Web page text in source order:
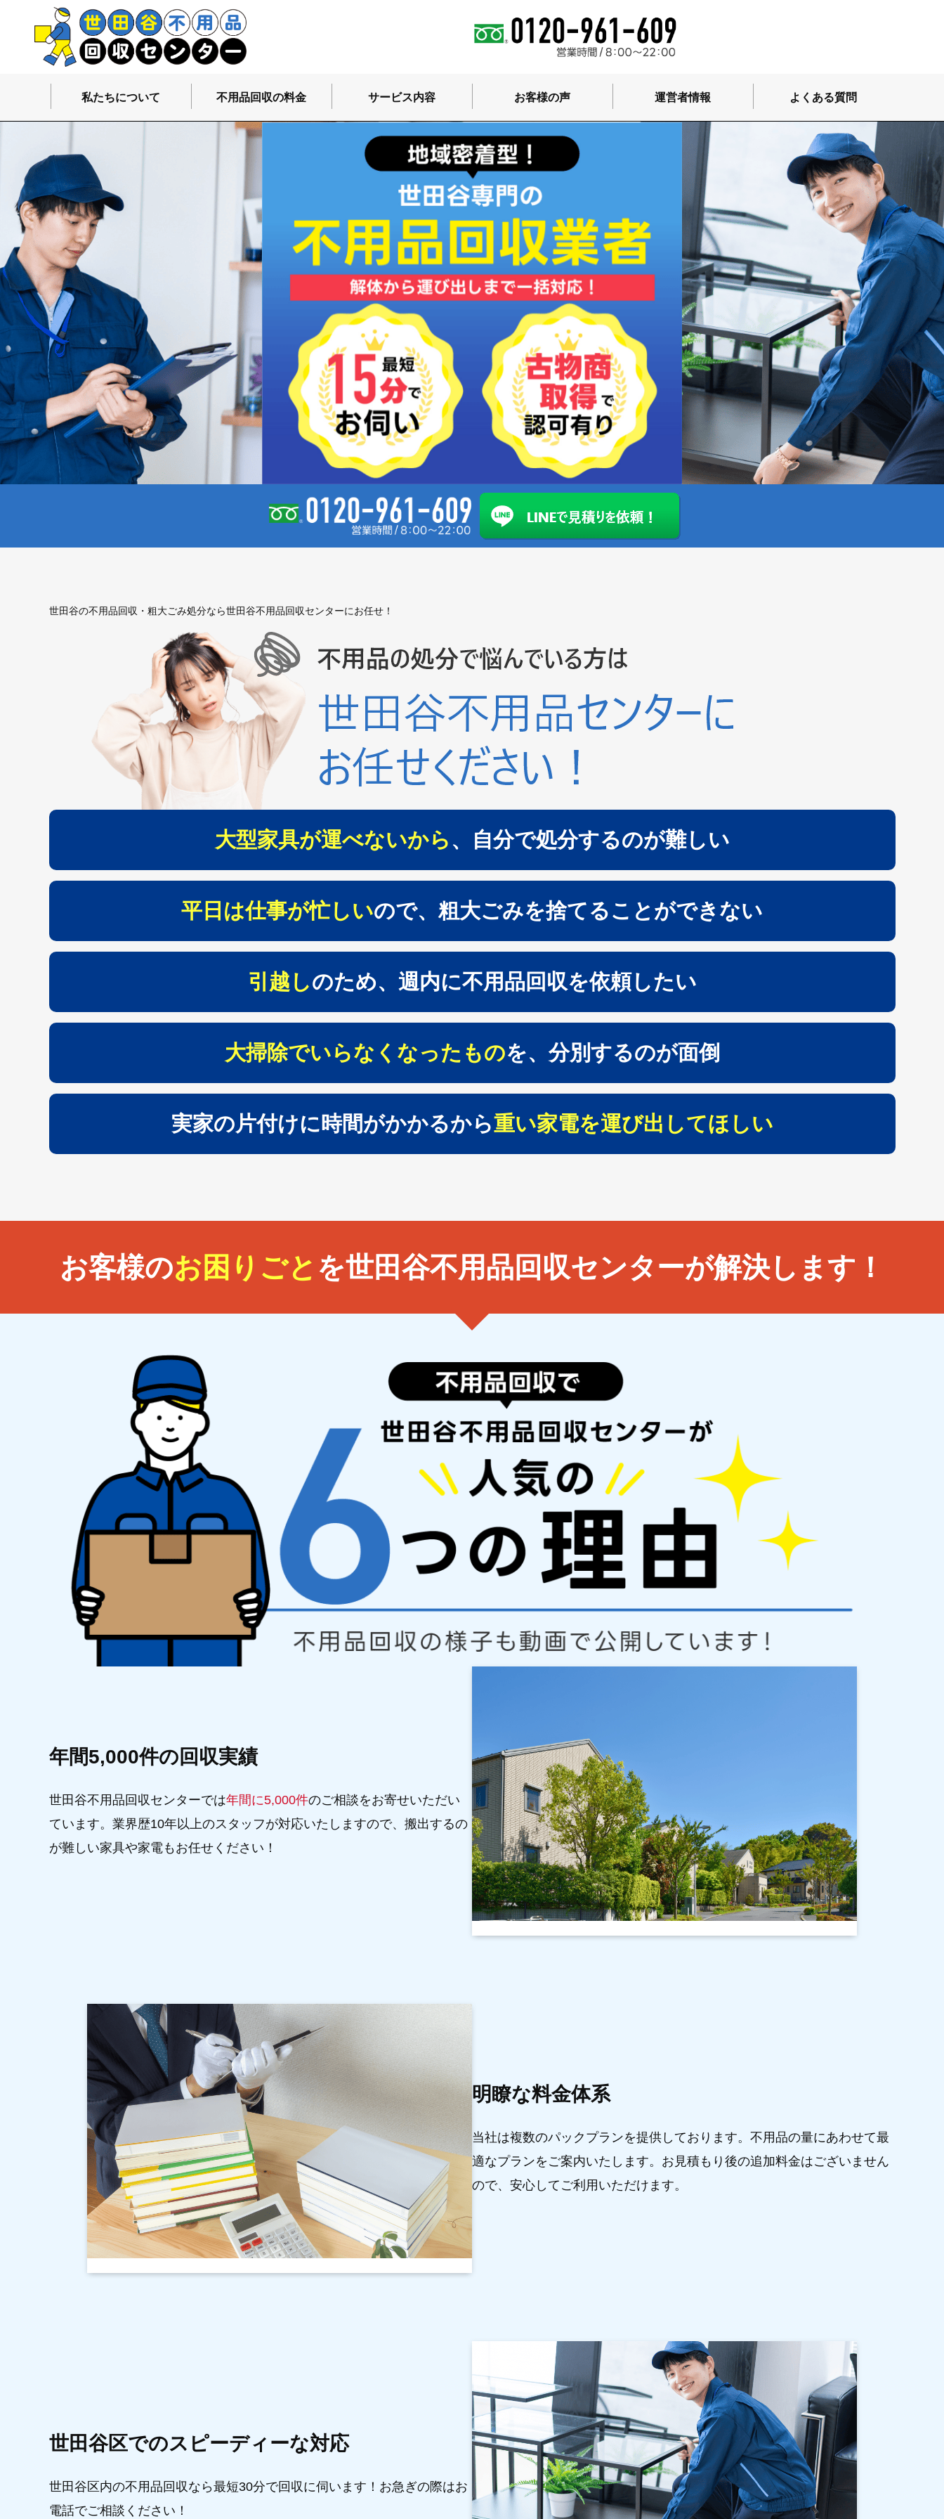
私たちについて 不用品回収の料金 サービス内容 お客様の声 運営者情報 よくある質問
世田谷の不用品回収・粗大ごみ処分なら世田谷不用品回収センターにお任せ！
大型家具が運べないから 、自分で処分するのが難しい
平日は仕事が忙しいので、粗大ごみを捨てることができない
引越しのため、週内に不用品回収を依頼したい
大掃除でいらなくなったものを、分別するのが面倒
実家の片付けに時間がかかるから重い家電を運び出してほしい
お客様のお困りごと を世田谷不用品回収センターが解決します！
年間5,000件の回収実績
世田谷不用品回収センターでは年間に5,000件のご相談をお寄せいただい
ています。業界歴10年以上のスタッフが対応いたしますので、搬出するの
が難しい家具や家電もお任せください！
明瞭な料金体系
当社は複数のパックプランを提供しております。不用品の量にあわせて最
適なプランをご案内いたします。お見積もり後の追加料金はございません
ので、安心してご利用いただけます。
世田谷区でのスピーディーな対応
世田谷区内の不用品回収なら最短30分で回収に伺います！お急ぎの際はお
電話でご相談ください！